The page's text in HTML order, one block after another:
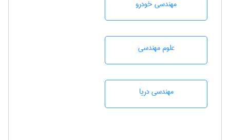
مهندسی خودرو
علوم مهندسی
مهندسی دریا